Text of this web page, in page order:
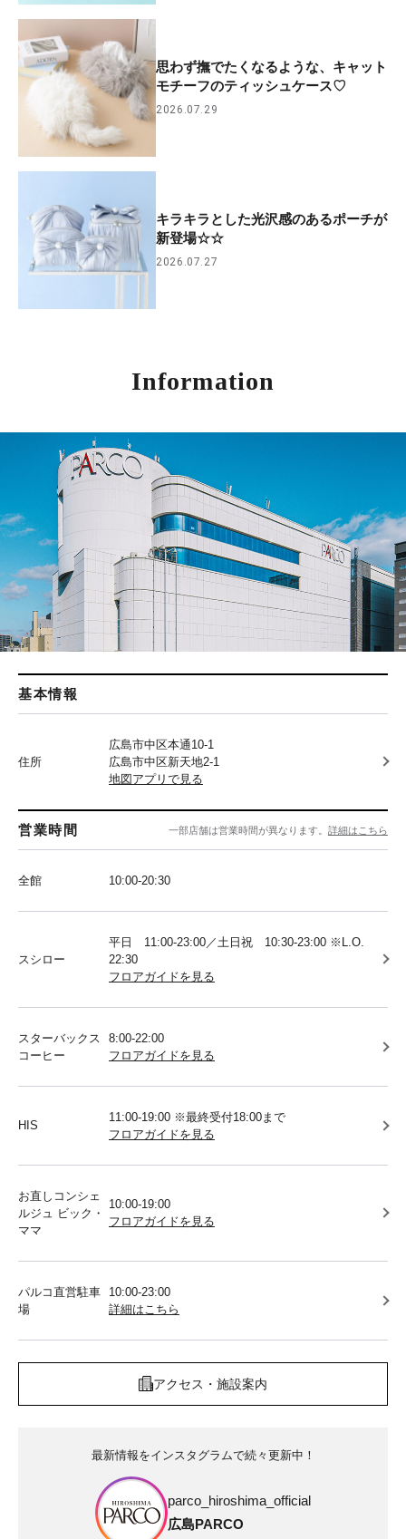
思わず撫でたくなるような、キャット
モチーフのティッシュケース♡
2026.07.29
キラキラとした光沢感のあるポーチが
新登場☆☆
2026.07.27
Information
基本情報
住所
広島市中区本通10-1
広島市中区新天地2-1
地図アプリで見る
営業時間 一部店舗は営業時間が異なります。 詳細はこちら
全館 10:00-20:30
スシロー
平日 11:00-23:00／土日祝 10:30-23:00 ※L.O.
22:30
フロアガイドを見る
スターバックス
コーヒー
8:00-22:00
フロアガイドを見る
HIS
11:00-19:00 ※最終受付18:00まで
フロアガイドを見る
お直しコンシェ
ルジュ ビック・
ママ
10:00-19:00
フロアガイドを見る
パルコ直営駐車
場
10:00-23:00
詳細はこちら
アクセス・施設案内
最新情報をインスタグラムで続々更新中！
parco_hiroshima_official
広島PARCO